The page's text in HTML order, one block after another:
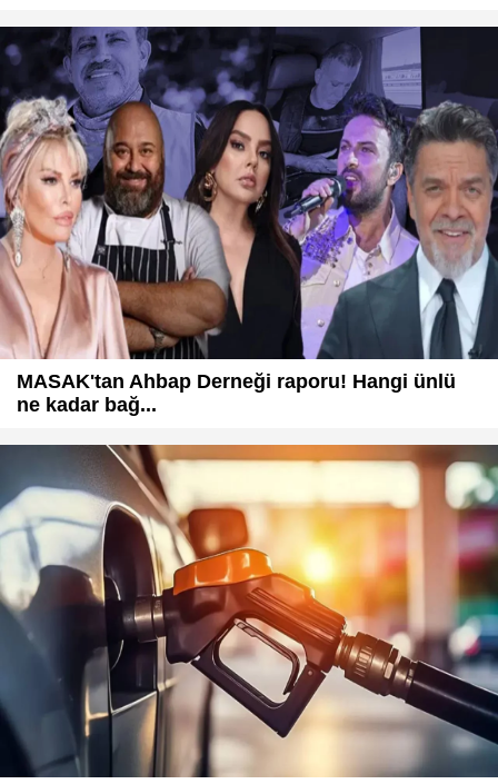
MASAK'tan Ahbap Derneği raporu! Hangi ünlü
ne kadar bağ...